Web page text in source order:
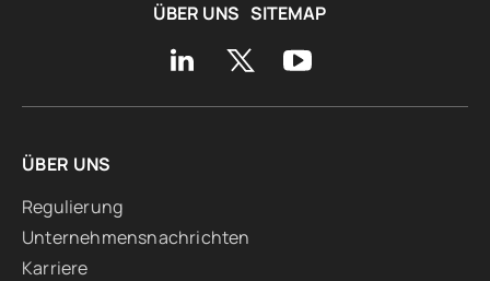
ÜBER UNS SITEMAP
ÜBER UNS
Regulierung
Unternehmensnachrichten
Karriere